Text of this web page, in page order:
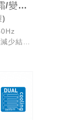
-86°C超低溫冷凍櫃-低結霜/變頻/省電
)
少結霜